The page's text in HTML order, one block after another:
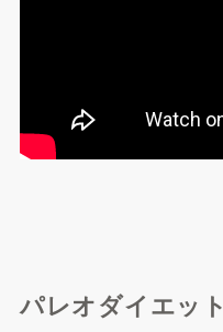
パレオダイエット